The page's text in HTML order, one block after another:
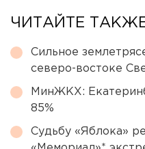
ЧИТАЙТЕ
Сильное
северо-востоке
МинЖКХ:
85%
Судьбу «Яблока»